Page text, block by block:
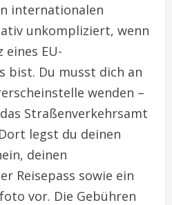
internationalen
unkompliziert, wenn
EU-
bist. Du musst dich an
wenden –
Straßenverkehrsamt
legst du deinen
deinen
Reisepass sowie ein
vor. Die Gebühren